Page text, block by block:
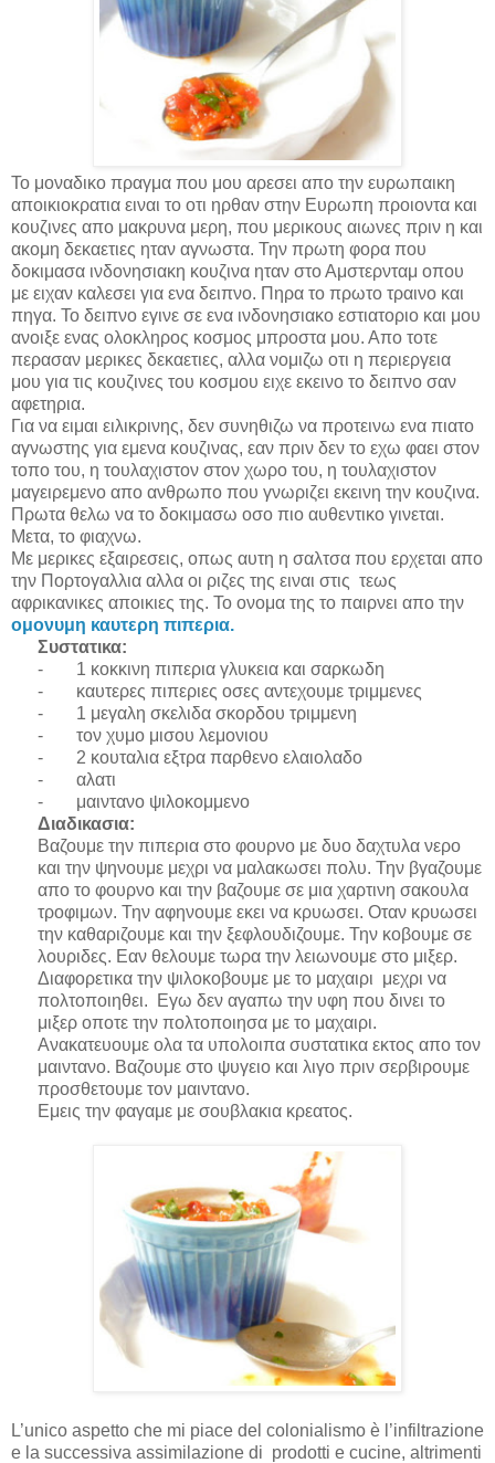
Το μοναδικο πραγμα που μου αρεσει απο την ευρωπαικη
αποικιοκρατια ειναι το οτι ηρθαν στην Ευρωπη προιοντα και
κουζινες απο μακρυνα μερη, που μερικους αιωνες πριν η και
ακομη δεκαετιες ηταν αγνωστα. Την πρωτη φορα που
δοκιμασα ινδονησιακη κουζινα ηταν στο Αμστερνταμ οπου
με ειχαν καλεσει για ενα δειπνο. Πηρα το πρωτο τραινο και
πηγα. Το δειπνο εγινε σε ενα ινδονησιακο εστιατοριο και μου
ανοιξε ενας ολοκληρος κοσμος μπροστα μου. Απο τοτε
περασαν μερικες δεκαετιες, αλλα νομιζω οτι η περιεργεια
μου για τις κουζινες του κοσμου ειχε εκεινο το δειπνο σαν
αφετηρια.
Για να ειμαι ειλικρινης, δεν συνηθιζω να προτεινω ενα πιατο
αγνωστης για εμενα κουζινας, εαν πριν δεν το εχω φαει στον
τοπο του, η τουλαχιστον στον χωρο του, η τουλαχιστον
μαγειρεμενο απο ανθρωπο που γνωριζει εκεινη την κουζινα.
Πρωτα θελω να το δοκιμασω οσο πιο αυθεντικο γινεται.
Μετα, το φιαχνω.
Με μερικες εξαιρεσεις, οπως αυτη η σαλτσα που ερχεται απο
την Πορτογαλλια αλλα οι ριζες της ειναι στις τεως
αφρικανικες αποικιες της. Το ονομα της το παιρνει απο την
ομoνυμη καυτερη πιπερια.
Συστατικα:
-
1 κοκκινη πιπερια γλυκεια και σαρκωδη
-
καυτερες πιπεριες οσες αντεχουμε τριμμενες
-
1 μεγαλη σκελιδα σκορδου τριμμενη
-
τον χυμο μισου λεμονιου
-
2 κουταλια εξτρα παρθενο ελαιολαδο
-
αλατι
-
μαιντανο ψιλοκομμενο
Διαδικασια:
Βαζουμε την πιπερια στο φουρνο με δυο δαχτυλα νερο
και την ψηνουμε μεχρι να μαλακωσει πολυ. Την βγαζουμε
απο το φουρνο και την βαζουμε σε μια χαρτινη σακουλα
τροφιμων. Την αφηνουμε εκει να κρυωσει. Οταν κρυωσει
την καθαριζουμε και την ξεφλουδιζουμε. Την κοβουμε σε
λουριδες. Εαν θελουμε τωρα την λειωνουμε στο μιξερ.
Διαφορετικα την ψιλοκοβουμε με το μαχαιρι μεχρι να
πολτοποιηθει. Εγω δεν αγαπω την υφη που δινει το
μιξερ οποτε την πολτοποιησα με το μαχαιρι.
Ανακατευουμε ολα τα υπολοιπα συστατικα εκτος απο τον
μαιντανο. Βαζουμε στο ψυγειο και λιγο πριν σερβιρουμε
προσθετουμε τον μαιντανο.
Εμεις την φαγαμε με σουβλακια κρεατος.
L’unico aspetto che mi piace del colonialismo è l’infiltrazione
e la successiva assimilazione di prodotti e cucine, altrimenti